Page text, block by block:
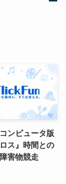
ンピュータ版
ス』時間との
害物競走